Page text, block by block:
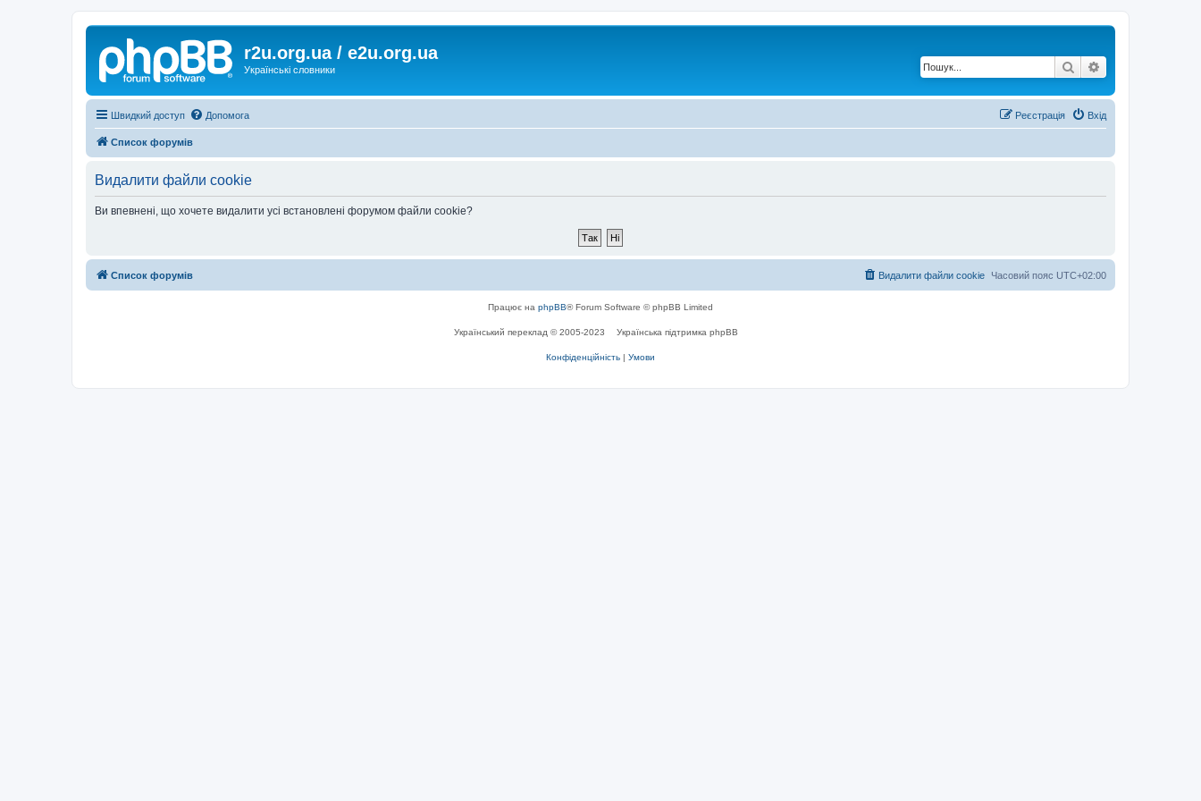
r2u.org.ua / e2u.org.ua
Українські словники Пошук
Швидкий доступ Допомога Вхід
Реєстрація
Список форумів
Видалити файли cookie
Ви впевнені, що хочете видалити усі встановлені форумом файли cookie?
Список форумів Часовий пояс UTC+02:00
Видалити файли cookie
Працює на phpBB® Forum Software © phpBB Limited
Український переклад © 2005-2023 Українська підтримка phpBB
Конфіденційність | Умови